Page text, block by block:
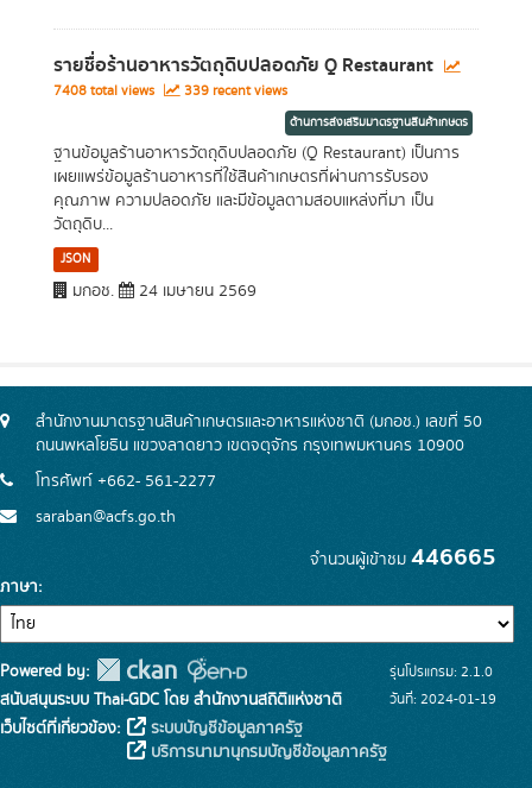
รายชื่อร้านอาหารวัตถุดิบปลอดภัย Q Restaurant
7408 total views 339 recent views
ด้านการส่งเสริมมาตรฐานสินค้าเกษตร
ฐานข้อมูลร้านอาหารวัตถุดิบปลอดภัย (Q Restaurant) เป็นการ
เผยแพร่ข้อมูลร้านอาหารที่ใช้สินค้าเกษตรที่ผ่านการรับรอง
คุณภาพ ความปลอดภัย และมีข้อมูลตามสอบแหล่งที่มา เป็น
วัตถุดิบ...
JSON
มกอช. 24 เมษายน 2569
สำนักงานมาตรฐานสินค้าเกษตรและอาหารแห่งชาติ (มกอช.) เลขที่ 50
ถนนพหลโยธิน แขวงลาดยาว เขตจตุจักร กรุงเทพมหานคร 10900
โทรศัพท์ +662- 561-2277
saraban@acfs.go.th
จำนวนผู้เข้าชม 446665
ภาษา
Powered by:
สนับสนุนระบบ Thai-GDC โดย สำนักงานสถิติแห่งชาติ
เว็บไซต์ที่เกี่ยวข้อง:
ระบบบัญชีข้อมูลภาครัฐ
บริการนามานุกรมบัญชีข้อมูลภาครัฐ
รุ่นโปรแกรม: 2.1.0
วันที่: 2024-01-19